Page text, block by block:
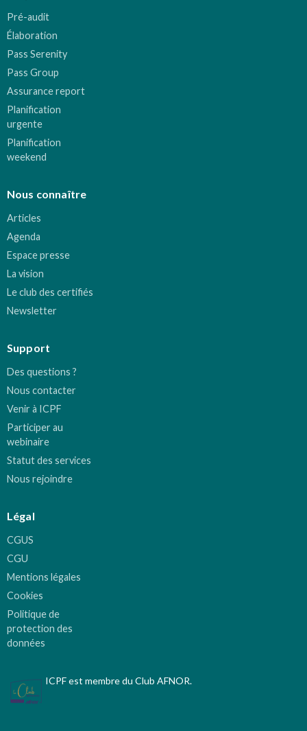
Pré-audit
Élaboration
Pass Serenity
Pass Group
Assurance report
Planification
urgente
Planification
weekend
Nous connaître
Articles
Agenda
Espace presse
La vision
Le club des certifiés
Newsletter
Support
Des questions ?
Nous contacter
Venir à ICPF
Participer au
webinaire
Statut des services
Nous rejoindre
Légal
CGUS
CGU
Mentions légales
Cookies
Politique de
protection des
données
ICPF est membre du Club AFNOR.